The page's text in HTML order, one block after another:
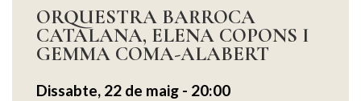
ORQUESTRA BARROCA
CATALANA, ELENA COPONS I
GEMMA COMA-ALABERT
Dissabte, 22 de maig - 20:00